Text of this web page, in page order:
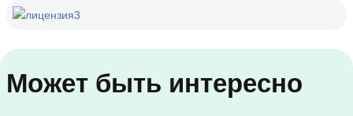
Может быть интересно